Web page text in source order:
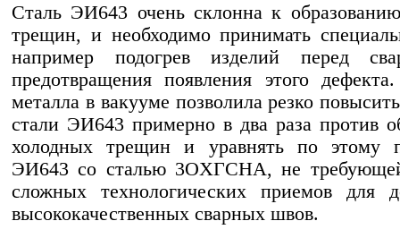
Сталь ЭИ643 очень склонна к
трещин, и необходимо принимать
например подогрев изделий перед
предотвращения появления этого
металла в вакууме позволила резко
стали ЭИ643 примерно в два раза против
холодных трещин и уравнять по этому
ЭИ643 со сталью 3OXГСНА, не
сложных технологических приемов для
высококачественных сварных швов.